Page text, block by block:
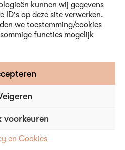
kunnen wij gegevens
ID's op deze site verwerken.
we toestemming/cookies
functies mogelijk
voorkeuren
en Cookies
Echt niet!
is namelijk een